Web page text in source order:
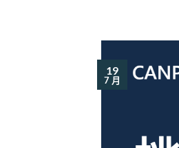
19
7 月